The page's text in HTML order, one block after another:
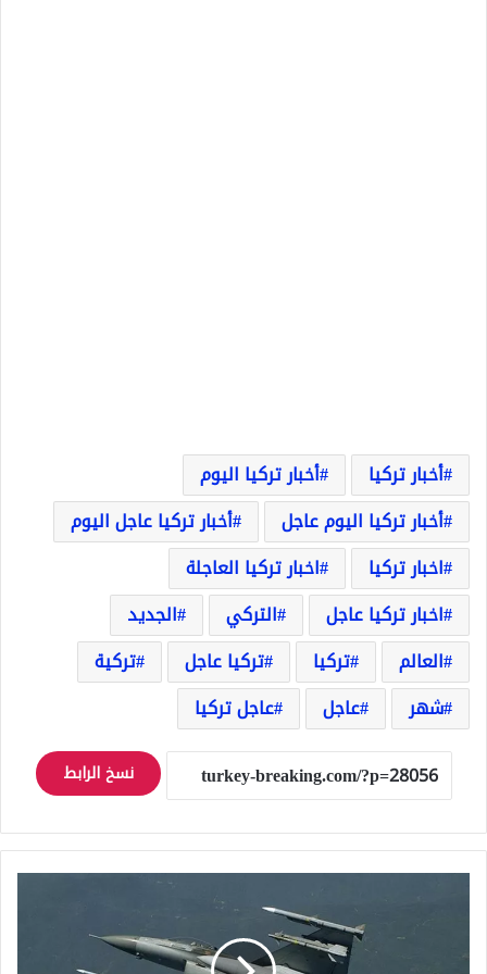
أخبار تركيا
أخبار تركيا اليوم
أخبار تركيا اليوم عاجل
أخبار تركيا عاجل اليوم
اخبار تركيا
اخبار تركيا العاجلة
اخبار تركيا عاجل
التركي
الجديد
العالم
تركيا تركيا عاجل
تركية
شهر
عاجل عاجل تركيا
نسخ الرابط
ضربة